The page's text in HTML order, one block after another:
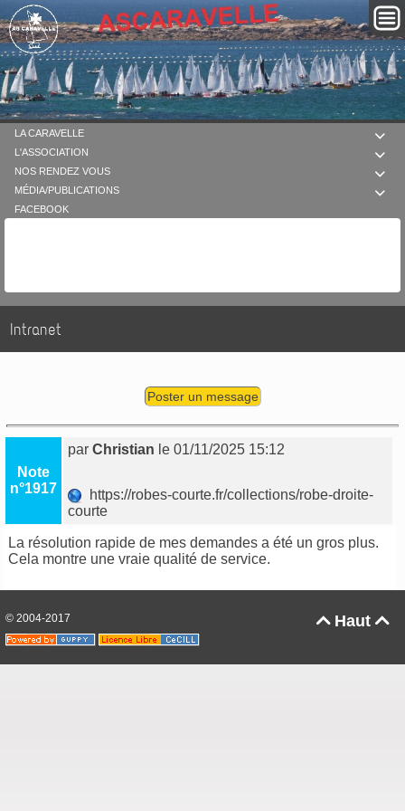

LA CARAVELLE

L'ASSOCIATION

NOS RENDEZ VOUS

MÉDIA/PUBLICATIONS
FACEBOOK
Intranet
Poster un message
Note
n°1917
parChristian le 01/11/2025 15:12
https://robes-courte.fr/collections/robe-droite-
courte
La résolution rapide de mes demandes a été un gros plus.
Cela montre une vraie qualité de service.
Haut 
© 2004-2017